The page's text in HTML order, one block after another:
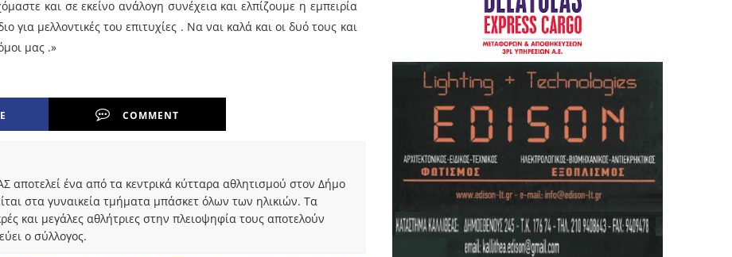
και σε εκείνο ανάλογη συνέχεια και ελπίζουμε η εμπειρία
για μελλοντικές του επιτυχίες . Να ναι καλά και οι δυό τους και
μας .»
COMMENT
αποτελεί ένα από τα κεντρικά κύτταρα αθλητισμού στον Δήμο
στα γυναικεία τμήματα μπάσκετ όλων των ηλικιών. Τα
και μεγάλες αθλήτριες στην πλειοψηφία τους αποτελούν
ο σύλλογος.